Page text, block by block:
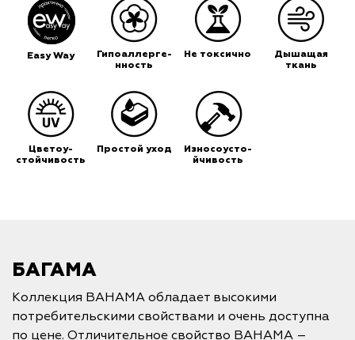
Easy Way
Гипоаллерге-
нность
Не токсично
Дышащая
ткань
Цветоу-
стойчивость
Простой уход
Износоусто-
йчивость
БАГАМА
Коллекция BAHAMA обладает высокими
потребительскими свойствами и очень доступна
по цене. Отличительное свойство BAHAMA –